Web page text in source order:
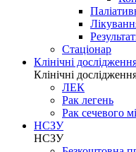
Стаціонар
Клінічні
Клінічні
ЛЕК
Рак легень
Рак сечевого
НСЗУ
НСЗУ